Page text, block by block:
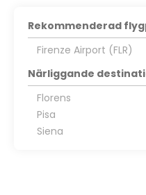
Rekommenderad
Firenze Airport (FLR)
Närliggande
Florens
Pisa
Siena